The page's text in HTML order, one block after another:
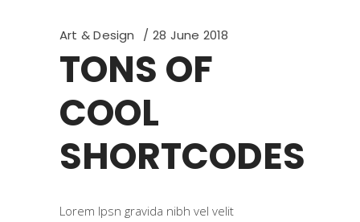
Art & Design 28 June 2018
TONS OF
COOL
SHORTCODES
Lorem Ipsn gravida nibh vel velit